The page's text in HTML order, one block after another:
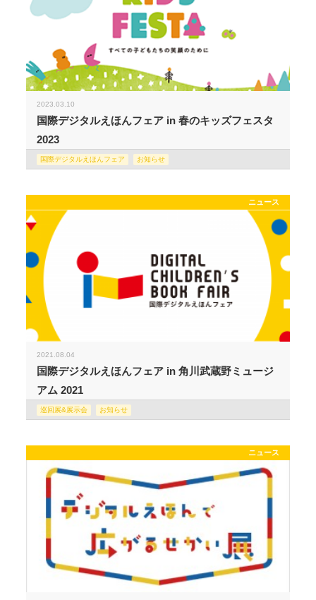
2023.03.10
国際デジタルえほんフェア in 春のキッズフェスタ
2023
国際デジタルえほんフェア お知らせ
ニュース
2021.08.04
国際デジタルえほんフェア in 角川武蔵野ミュージ
アム 2021
巡回展&展示会 お知らせ
ニュース